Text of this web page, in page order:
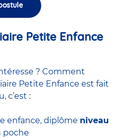
Petite Enfance
? Comment
Petite Enfance est fait
c’est :
enfance, diplôme niveau
poche